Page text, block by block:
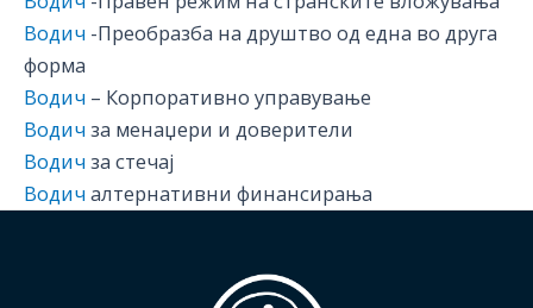
Водич -Преобразба на друштво од една во друга
форма
Водич – Корпоративно управување
Водичза менаџери и доверители
Водичза стечај
Водичалтернативни финансирања